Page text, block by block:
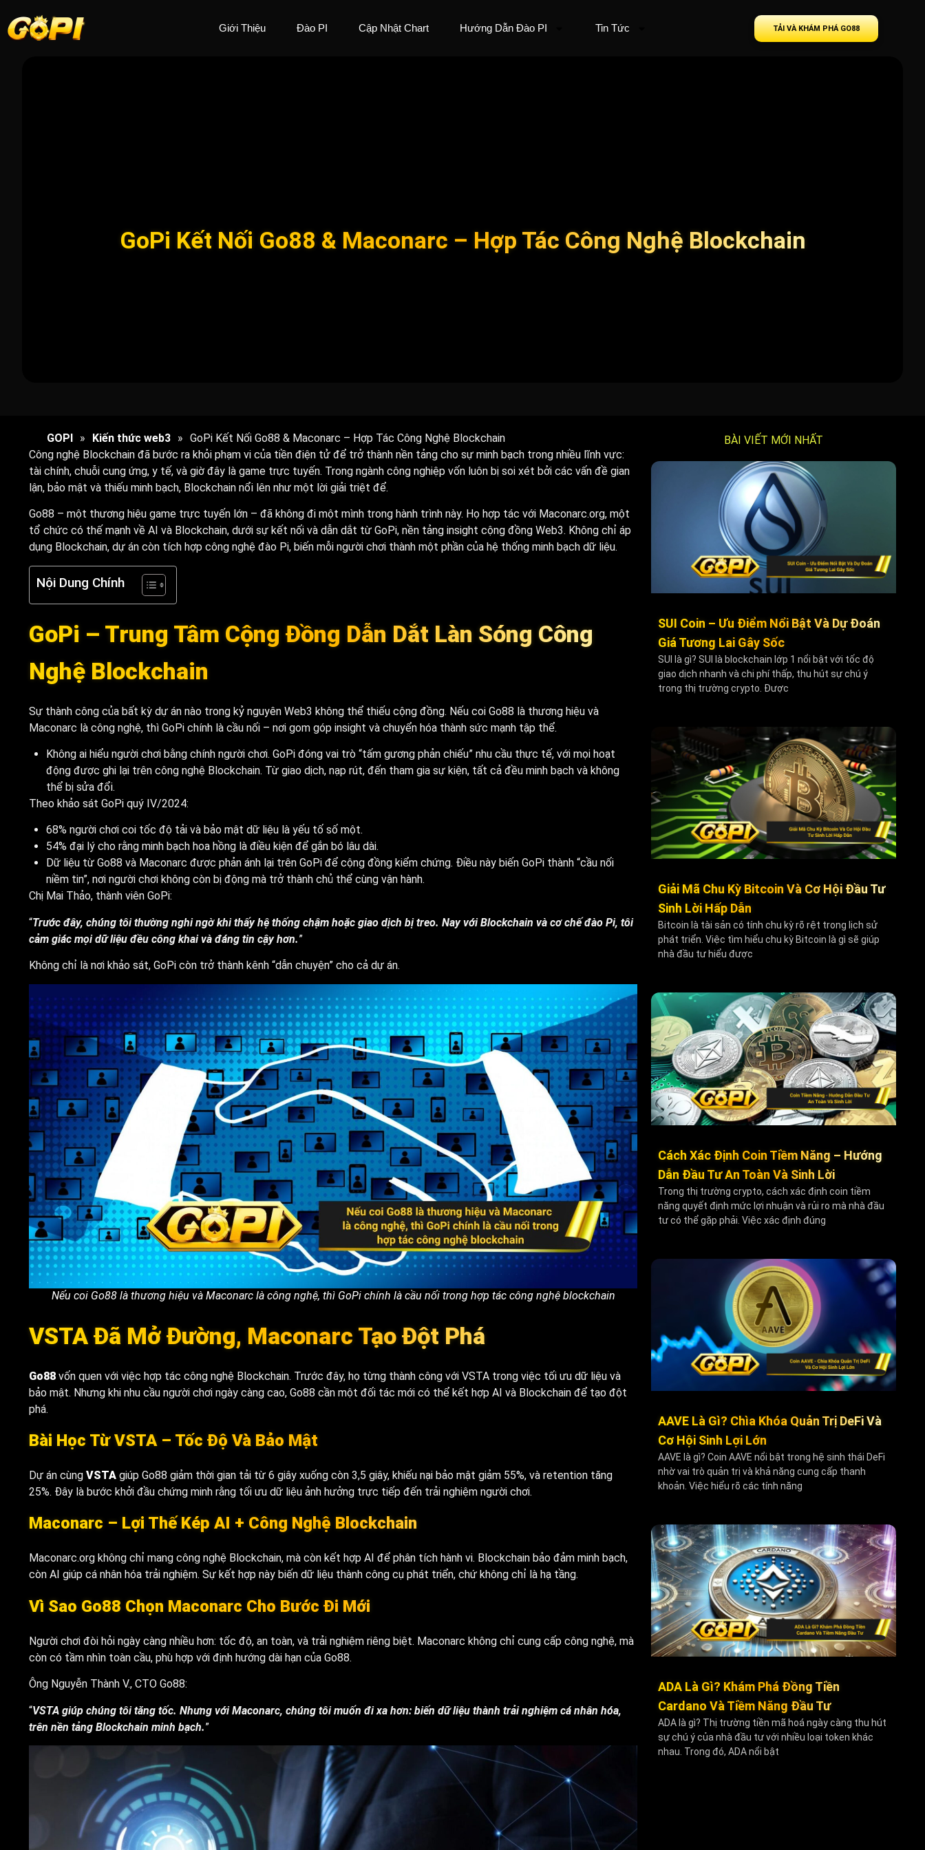
Giới Thiệu Đào PI Cập Nhật Chart Hướng Dẫn Đào PI Tin Tức TẢI VÀ KHÁM PHÁ GO88
GoPi Kết Nối Go88 & Maconarc – Hợp Tác Công Nghệ Blockchain
GOPI » Kiến thức web3 » GoPi Kết Nối Go88 & Maconarc – Hợp Tác Công Nghệ Blockchain
Công nghệ Blockchain đã bước ra khỏi phạm vi của tiền điện tử để trở thành nền tảng cho sự minh bạch trong nhiều lĩnh vực:
tài chính, chuỗi cung ứng, y tế, và giờ đây là game trực tuyến. Trong ngành công nghiệp vốn luôn bị soi xét bởi các vấn đề gian
lận, bảo mật và thiếu minh bạch, Blockchain nổi lên như một lời giải triệt để.
Go88 – một thương hiệu game trực tuyến lớn – đã không đi một mình trong hành trình này. Họ hợp tác với Maconarc.org, một
tổ chức có thế mạnh về AI và Blockchain, dưới sự kết nối và dẫn dắt từ GoPi, nền tảng insight cộng đồng Web3. Không chỉ áp
dụng Blockchain, dự án còn tích hợp công nghệ đào Pi, biến mỗi người chơi thành một phần của hệ thống minh bạch dữ liệu.
Nội Dung Chính
GoPi – Trung Tâm Cộng Đồng Dẫn Dắt Làn Sóng Công
Nghệ Blockchain
Sự thành công của bất kỳ dự án nào trong kỷ nguyên Web3 không thể thiếu cộng đồng. Nếu coi Go88 là thương hiệu và
Maconarc là công nghệ, thì GoPi chính là cầu nối – nơi gom góp insight và chuyển hóa thành sức mạnh tập thể.
Không ai hiểu người chơi bằng chính người chơi. GoPi đóng vai trò “tấm gương phản chiếu” nhu cầu thực tế, với mọi hoạt
động được ghi lại trên công nghệ Blockchain. Từ giao dịch, nạp rút, đến tham gia sự kiện, tất cả đều minh bạch và không
thể bị sửa đổi.
Theo khảo sát GoPi quý IV/2024:
68% người chơi coi tốc độ tải và bảo mật dữ liệu là yếu tố số một.
54% đại lý cho rằng minh bạch hoa hồng là điều kiện để gắn bó lâu dài.
Dữ liệu từ Go88 và Maconarc được phản ánh lại trên GoPi để cộng đồng kiểm chứng. Điều này biến GoPi thành “cầu nối
niềm tin”, nơi người chơi không còn bị động mà trở thành chủ thể cùng vận hành.
Chị Mai Thảo, thành viên GoPi:
“Trước đây, chúng tôi thường nghi ngờ khi thấy hệ thống chậm hoặc giao dịch bị treo. Nay với Blockchain và cơ chế đào Pi, tôi
cảm giác mọi dữ liệu đều công khai và đáng tin cậy hơn.”
Không chỉ là nơi khảo sát, GoPi còn trở thành kênh “dẫn chuyện” cho cả dự án.
Nếu coi Go88 là thương hiệu và Maconarc là công nghệ, thì GoPi chính là cầu nối trong hợp tác công nghệ blockchain
VSTA Đã Mở Đường, Maconarc Tạo Đột Phá
Go88 vốn quen với việc hợp tác công nghệ Blockchain. Trước đây, họ từng thành công với VSTA trong việc tối ưu dữ liệu và
bảo mật. Nhưng khi nhu cầu người chơi ngày càng cao, Go88 cần một đối tác mới có thể kết hợp AI và Blockchain để tạo đột
phá.
Bài Học Từ VSTA – Tốc Độ Và Bảo Mật
Dự án cùng VSTA giúp Go88 giảm thời gian tải từ 6 giây xuống còn 3,5 giây, khiếu nại bảo mật giảm 55%, và retention tăng
25%. Đây là bước khởi đầu chứng minh rằng tối ưu dữ liệu ảnh hưởng trực tiếp đến trải nghiệm người chơi.
Maconarc – Lợi Thế Kép AI + Công Nghệ Blockchain
Maconarc.org không chỉ mang công nghệ Blockchain, mà còn kết hợp AI để phân tích hành vi. Blockchain bảo đảm minh bạch,
còn AI giúp cá nhân hóa trải nghiệm. Sự kết hợp này biến dữ liệu thành công cụ phát triển, chứ không chỉ là hạ tầng.
Vì Sao Go88 Chọn Maconarc Cho Bước Đi Mới
Người chơi đòi hỏi ngày càng nhiều hơn: tốc độ, an toàn, và trải nghiệm riêng biệt. Maconarc không chỉ cung cấp công nghệ, mà
còn có tầm nhìn toàn cầu, phù hợp với định hướng dài hạn của Go88.
Ông Nguyễn Thành V., CTO Go88:
“VSTA giúp chúng tôi tăng tốc. Nhưng với Maconarc, chúng tôi muốn đi xa hơn: biến dữ liệu thành trải nghiệm cá nhân hóa,
trên nền tảng Blockchain minh bạch.”
BÀI VIẾT MỚI NHẤT
SUI Coin – Ưu Điểm Nổi Bật Và Dự Đoán
Giá Tương Lai Gây Sốc
SUI là gì? SUI là blockchain lớp 1 nổi bật với tốc độ
giao dịch nhanh và chi phí thấp, thu hút sự chú ý
trong thị trường crypto. Được
Giải Mã Chu Kỳ Bitcoin Và Cơ Hội Đầu Tư
Sinh Lời Hấp Dẫn
Bitcoin là tài sản có tính chu kỳ rõ rệt trong lịch sử
phát triển. Việc tìm hiểu chu kỳ Bitcoin là gì sẽ giúp
nhà đầu tư hiểu được
Cách Xác Định Coin Tiềm Năng – Hướng
Dẫn Đầu Tư An Toàn Và Sinh Lời
Trong thị trường crypto, cách xác định coin tiềm
năng quyết định mức lợi nhuận và rủi ro mà nhà đầu
tư có thể gặp phải. Việc xác định đúng
AAVE Là Gì? Chìa Khóa Quản Trị DeFi Và
Cơ Hội Sinh Lợi Lớn
AAVE là gì? Coin AAVE nổi bật trong hệ sinh thái DeFi
nhờ vai trò quản trị và khả năng cung cấp thanh
khoản. Việc hiểu rõ các tính năng
ADA Là Gì? Khám Phá Đồng Tiền
Cardano Và Tiềm Năng Đầu Tư
ADA là gì? Thị trường tiền mã hoá ngày càng thu hút
sự chú ý của nhà đầu tư với nhiều loại token khác
nhau. Trong đó, ADA nổi bật